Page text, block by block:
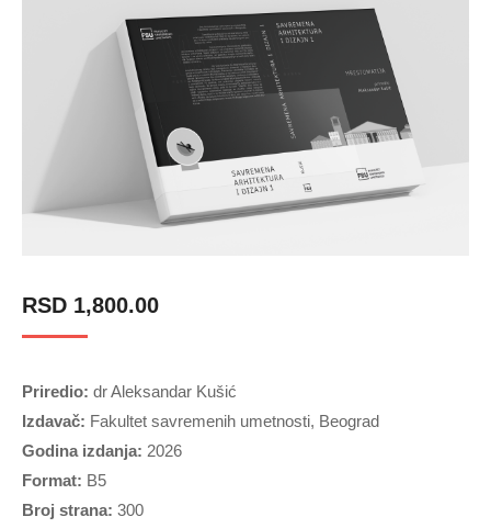
RSD 1,800.00
Priredio: dr Aleksandar Kušić
Izdavač: Fakultet savremenih umetnosti, Beograd
Godina izdanja: 2026
Format: B5
Broj strana: 300